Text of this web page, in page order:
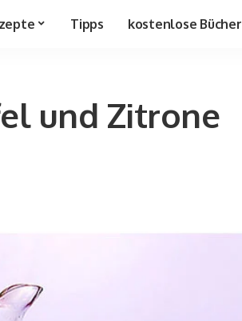
Tipps kostenlose Bücher
und Zitrone